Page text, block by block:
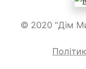
© 2020 "Дім